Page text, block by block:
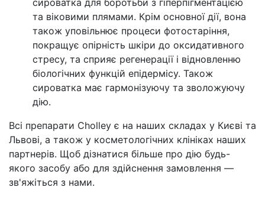
та віковими плямами. Крім основної дії, вона
також уповільнює процеси фотостаріння,
покращує опірність шкіри до оксидативного
стресу, та сприяє регенерації і відновленню
біологічних функцій епідермісу. Також
сироватка має гармонізуючу та зволожуючу
дію.
Всі препарати Cholley є на наших складах у Києві та
Львові, а також у косметологічних клініках наших
партнерів. Щоб дізнатися більше про дію будь-
якого засобу або для здійснення замовлення —
зв'яжіться з нами.